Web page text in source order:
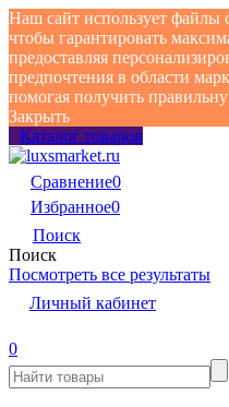
Наш сайт использует файлы
чтобы гарантировать
предоставляя
предпочтения в области
помогая получить
Закрыть
Каталог товаров
Сравнение0
Избранное0
Поиск
Поиск
Посмотреть все результаты
Личный кабинет
0